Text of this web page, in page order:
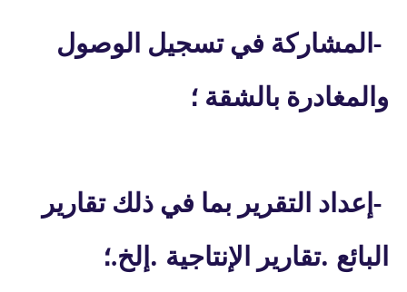
- المشاركة في تسجيل الوصول
والمغادرة بالشقة ؛
- إعداد التقرير بما في ذلك تقارير
البائع .تقارير الإنتاجية . إلخ.؛